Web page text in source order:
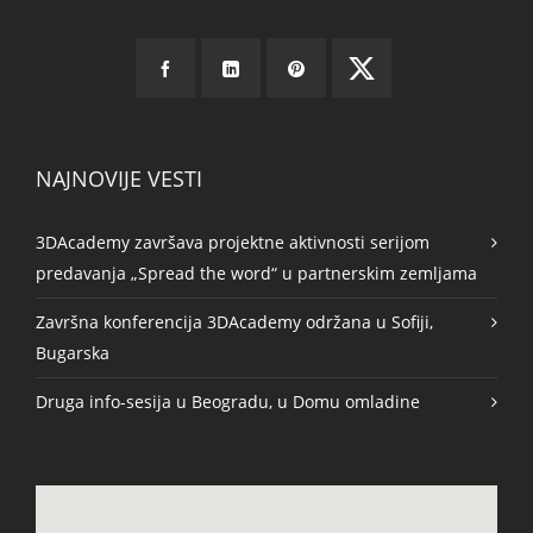
NAJNOVIJE VESTI
3DAcademy završava projektne aktivnosti serijom
predavanja „Spread the word“ u partnerskim zemljama
Završna konferencija 3DAcademy održana u Sofiji,
Bugarska
Druga info-sesija u Beogradu, u Domu omladine